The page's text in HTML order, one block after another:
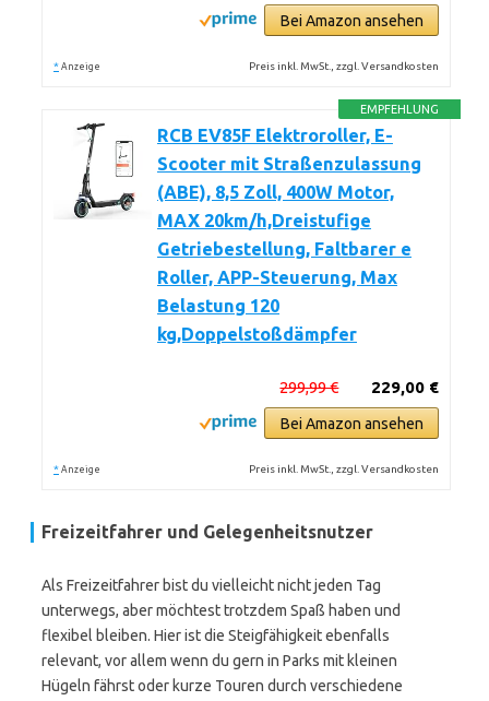
Bei Amazon ansehen
* Anzeige Preis inkl. MwSt., zzgl. Versandkosten
EMPFEHLUNG
RCB EV85F Elektroroller, E-
Scooter mit Straßenzulassung
(ABE), 8,5 Zoll, 400W Motor,
MAX 20km/h,Dreistufige
Getriebestellung, Faltbarer e
Roller, APP-Steuerung, Max
Belastung 120
kg,Doppelstoßdämpfer
229,00 €
299,99 €
Bei Amazon ansehen
* Anzeige Preis inkl. MwSt., zzgl. Versandkosten
Freizeitfahrer und Gelegenheitsnutzer
Als Freizeitfahrer bist du vielleicht nicht jeden Tag
unterwegs, aber möchtest trotzdem Spaß haben und
flexibel bleiben. Hier ist die Steigfähigkeit ebenfalls
relevant, vor allem wenn du gern in Parks mit kleinen
Hügeln fährst oder kurze Touren durch verschiedene